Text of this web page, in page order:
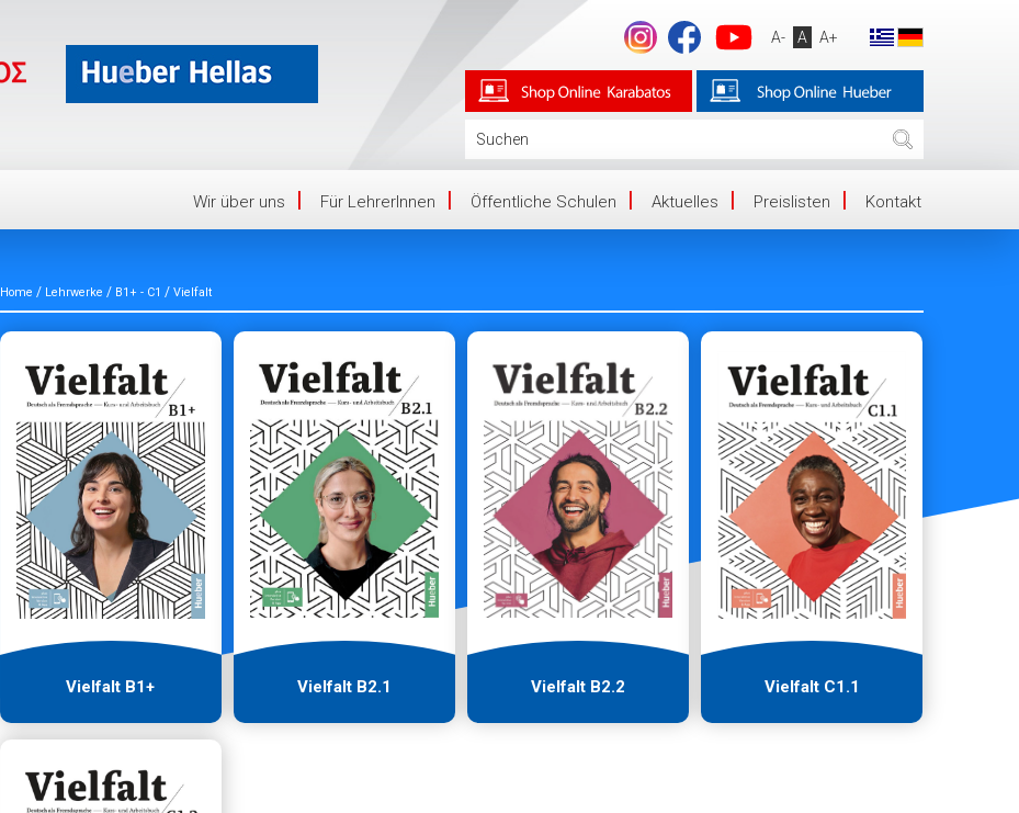
A- A A+
Wir über uns Für LehrerInnen Öffentliche Schulen Aktuelles Preislisten Kontakt
Home / Lehrwerke / B1+ - C1 / Vielfalt
Vielfalt B1+ Vielfalt B2.1 Vielfalt B2.2 Vielfalt C1.1